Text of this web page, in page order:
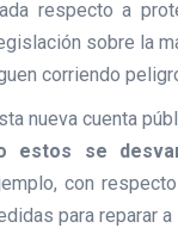
respecto a
sobre la
corriendo
nueva cuenta
estos se
con
para reparar